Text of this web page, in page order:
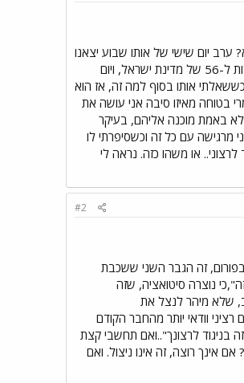
בטירוף, מעניין חמוד, מצחיק.. מה לא? ערב יום שישי של אותו שבוע יצאנו
ביחד, והיה פשוט מדהים, ממש כמו בסרט, ושנינו הרגשנו את זה. אחרי שבוע שלם שלא התראינו נסעתי אליו לסופ"ש, ראינו תערוכה של כרזות ל-56 של מדינת ישראל, ויום
אותו בסוף למה זה, אז הוא
בטוחה מאיזו סיבה אני עושה את
באמת מוכנה אליהם, בעיקר
מרגישה עם כל זה וכשסיפרתי לו
או משהו כזה. נראה לי
#2
זה הגבר השני ששכבת
נוצרה סיטואציה, שזה
שלא מיהר לנצל את
וודאי יותר מהחבר הקודם
בניגוד לרצונך"..ואם תחשבי קצת
אינך רוצה, זה אינו ניצול. ואם